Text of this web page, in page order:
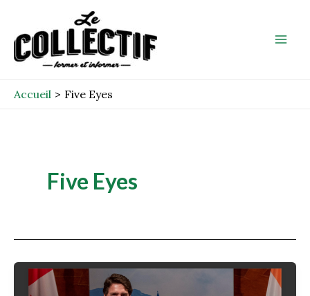
contenu
Accueil Five Eyes
Five Eyes